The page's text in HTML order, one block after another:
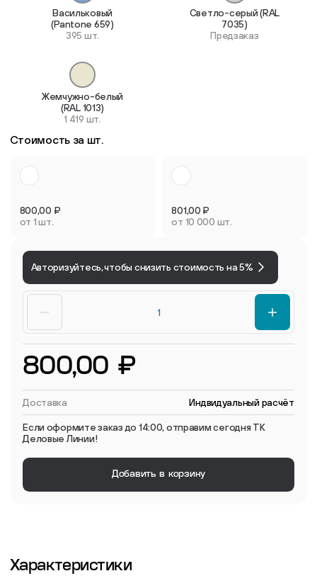
Васильковый
(Pantone 659)
395 шт.
Светло-серый (RAL
7035)
Предзаказ
Жемчужно-белый
(RAL 1013)
1 419 шт.
Стоимость за шт.
800,00 ₽
от 1 шт.
801,00 ₽
от 10 000 шт.
Авторизуйтесь, чтобы снизить стоимость на 5%
800,00 ₽
Доставка Индвидуальный расчёт
Если оформите заказ до 14:00, отправим сегодня ТК
Деловые Линии!
Добавить в корзину
Характеристики